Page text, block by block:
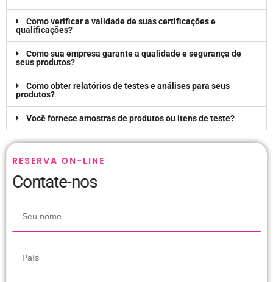
Como verificar a validade de suas certificações e
qualificações?
Como sua empresa garante a qualidade e segurança de
seus produtos?
Como obter relatórios de testes e análises para seus
produtos?
Você fornece amostras de produtos ou itens de teste?
RESERVA ON-LINE
Contate-nos